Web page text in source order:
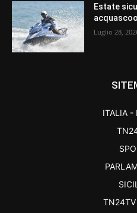
Estate
Luglio 28,
ITALIA -
TN24TV